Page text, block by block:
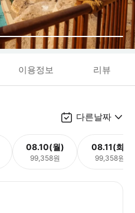
이용정보 리뷰
다른날짜
08.10(월)
99,358원
08.11(화)
99,358원